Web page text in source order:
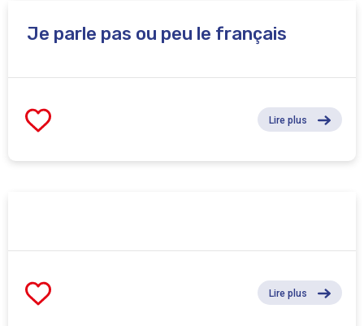
Je parle pas ou peu le français
Lire plus
Lire plus